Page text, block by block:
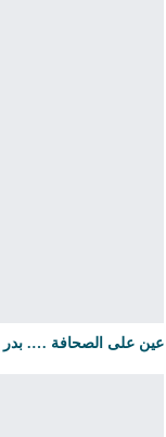
عين على الصحافة ….